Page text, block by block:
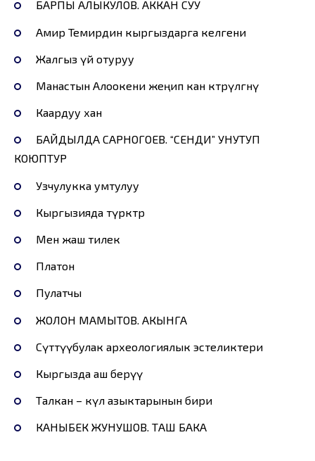
БАРПЫ АЛЫКУЛОВ. АККАН СУУ
Амир Темирдин кыргыздарга келгени
Жалгыз үй отуруу
Манастын Алоокени жеңип кан көтөрүлгөнү
Каардуу хан
БАЙДЫЛДА САРНОГОЕВ. “СЕНДИ” УНУТУП
КОЮПТУР
Узчулукка умтулуу
Кыргызияда түрктөр
Мен жаш тилек
Платон
Пулатчы
ЖОЛОН МАМЫТОВ. АКЫНГА
Сүттүүбулак археологиялык эстеликтери
Кыргызда аш берүү
Талкан – күл азыктарынын бири
КАНЫБЕК ЖУНУШОВ. ТАШ БАКА